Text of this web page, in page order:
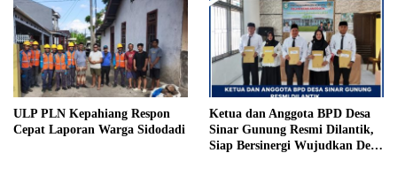
Penjara
ULP PLN Kepahiang Respon
Cepat Laporan Warga Sidodadi
Ketua dan Anggota BPD Desa
Sinar Gunung Resmi Dilantik,
Siap Bersinergi Wujudkan Desa